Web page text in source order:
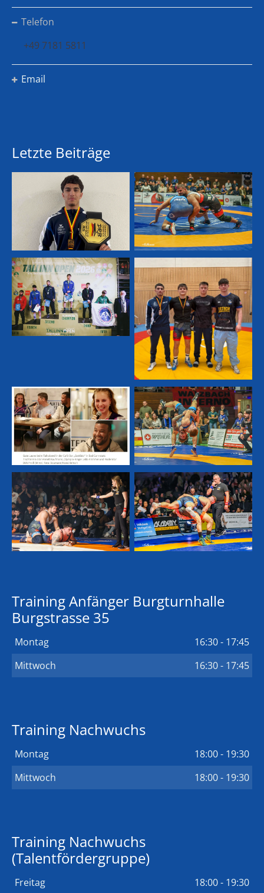
Telefon
+49 7181 5811
Email
Letzte Beiträge
Training Anfänger Burgturnhalle
Burgstrasse 35
Montag
16:30 - 17:45
Mittwoch
16:30 - 17:45
Training Nachwuchs
Montag
18:00 - 19:30
Mittwoch
18:00 - 19:30
Training Nachwuchs
(Talentfördergruppe)
Freitag 18:00 - 19:30